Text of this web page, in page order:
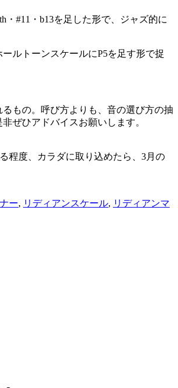
#11・b13を足した形で、ジャズ的に
ルトーンスケールにP5を足す形で捉
もの。呼び方よりも、音の選び方の抽
ぜひアドバイスお願いします。
程度、カラダに取り込めたら、3月の
ー, リディアンスケール, リディアンマ